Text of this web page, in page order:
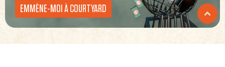
EMMÈNE-MOI À COURTYARD